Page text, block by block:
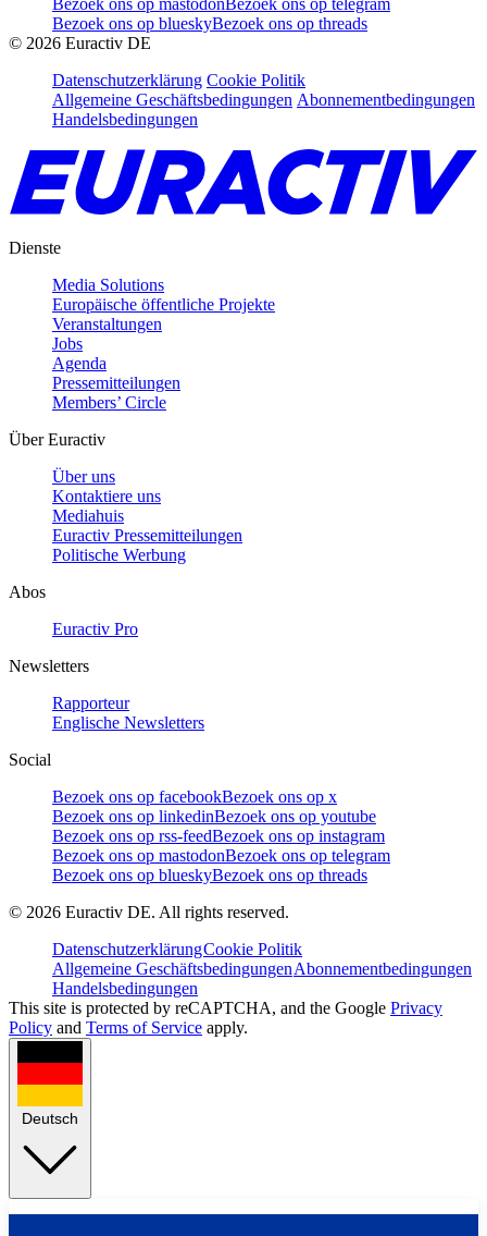
Bezoek ons op mastodon Bezoek ons op telegram
Bezoek ons op blueskyBezoek ons op threads
© 2026 Euractiv DE
Datenschutzerklärung Cookie Politik
Allgemeine Geschäftsbedingungen Abonnementbedingungen
Handelsbedingungen
Dienste
Media Solutions
Europäische öffentliche Projekte
Veranstaltungen
Jobs
Agenda
Pressemitteilungen
Members’ Circle
Über Euractiv
Über uns
Kontaktiere uns
Mediahuis
Euractiv Pressemitteilungen
Politische Werbung
Abos
Euractiv Pro
Newsletters
Rapporteur
Englische Newsletters
Social
Bezoek ons op facebookBezoek ons op x
Bezoek ons op linkedinBezoek ons op youtube
Bezoek ons op rss-feedBezoek ons op instagram
Bezoek ons op mastodonBezoek ons op telegram
Bezoek ons op blueskyBezoek ons op threads
© 2026 Euractiv DE. All rights reserved.
DatenschutzerklärungCookie Politik
Allgemeine GeschäftsbedingungenAbonnementbedingungen
Handelsbedingungen
This site is protected by reCAPTCHA, and the Google Privacy
Policy and Terms of Service apply.
Deutsch